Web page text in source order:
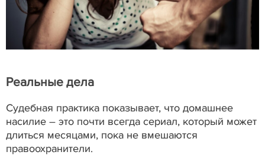
Реальные дела
Судебная практика показывает, что домашнее
насилие – это почти всегда сериал, который может
длиться месяцами, пока не вмешаются
правоохранители.